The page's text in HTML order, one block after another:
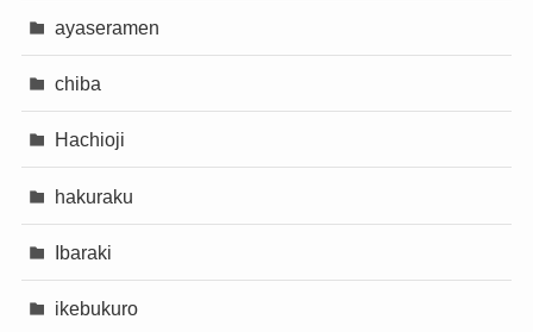
ayaseramen
chiba
Hachioji
hakuraku
Ibaraki
ikebukuro